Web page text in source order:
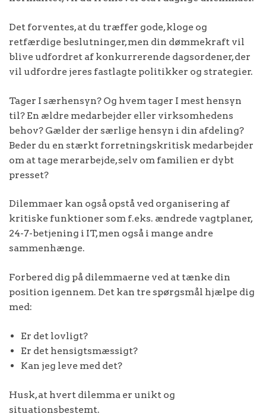
Det forventes, at du træffer gode, kloge og
retfærdige beslutninger, men din dømmekraft vil
blive udfordret af konkurrerende dagsordener, der
vil udfordre jeres fastlagte politikker og strategier.
Tager I særhensyn? Og hvem tager I mest hensyn
til? En ældre medarbejder eller virksomhedens
behov? Gælder der særlige hensyn i din afdeling?
Beder du en stærkt forretningskritisk medarbejder
om at tage merarbejde, selv om familien er dybt
presset?
Dilemmaer kan også opstå ved organisering af
kritiske funktioner som f.eks. ændrede vagtplaner,
24-7-betjening i IT, men også i mange andre
sammenhænge.
Forbered dig på dilemmaerne ved at tænke din
position igennem. Det kan tre spørgsmål hjælpe dig
med:
Er det lovligt?
Er det hensigtsmæssigt?
Kan jeg leve med det?
Husk, at hvert dilemma er unikt og
situationsbestemt.